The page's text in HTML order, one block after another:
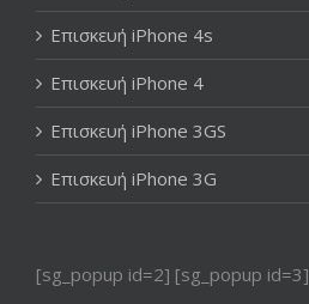
Επισκευή iPhone 4s
Επισκευή iPhone 4
Επισκευή iPhone 3GS
Επισκευή iPhone 3G
[sg_popup id=2] [sg_popup id=3]